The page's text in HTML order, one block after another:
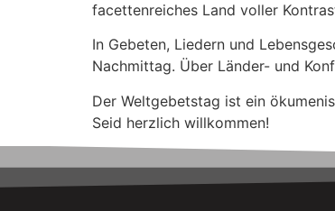
facettenreiches Land voller
In Gebeten, Liedern und
Nachmittag. Über Länder- und
Der Weltgebetstag ist ein
Seid herzlich willkommen!